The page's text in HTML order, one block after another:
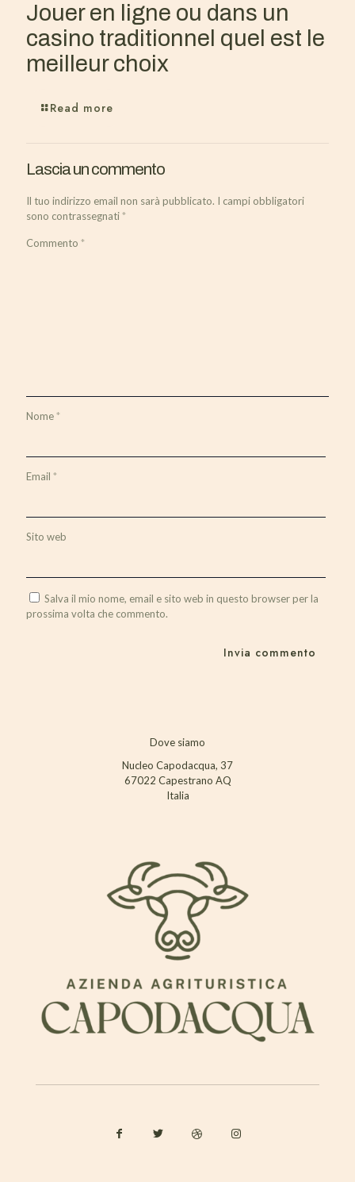
Jouer en ligne ou dans un
casino traditionnel quel est le
meilleur choix
Read more
Lascia un commento
Il tuo indirizzo email non sarà pubblicato. I campi obbligatori
sono contrassegnati*
Commento *
Nome*
Email *
Sito web
Salva il mio nome, email e sito web in questo browser per la
prossima volta che commento.
Dove siamo
Nucleo Capodacqua, 37
67022 Capestrano AQ
Italia